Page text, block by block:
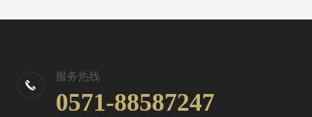
服务热线
0571-88587247